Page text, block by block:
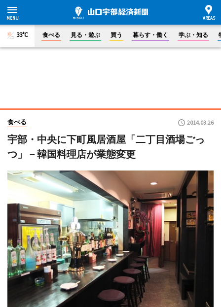
33°C 食べる 見る・遊ぶ 買う 暮らす・働く 学ぶ・知る
食べる 2014.03.26
宇部・中央に下町風居酒屋「二丁目酒場ごっ
つ」－韓国料理店が業態変更